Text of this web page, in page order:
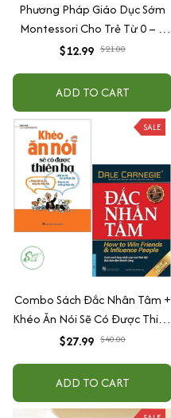
Phương Pháp Giáo Dục Sớm
Montessori Cho Trẻ Từ 0 – 3
Tuổi
$12.99 $21.00
ADD TO CART
SALE
Combo Sách Đắc Nhân Tâm +
Khéo Ăn Nói Sẽ Có Được Thiên
Hạ
$27.99 $40.00
ADD TO CART